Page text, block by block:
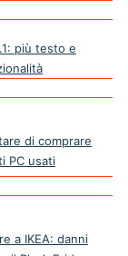
più testo e
di comprare
PC usati
a IKEA: danni